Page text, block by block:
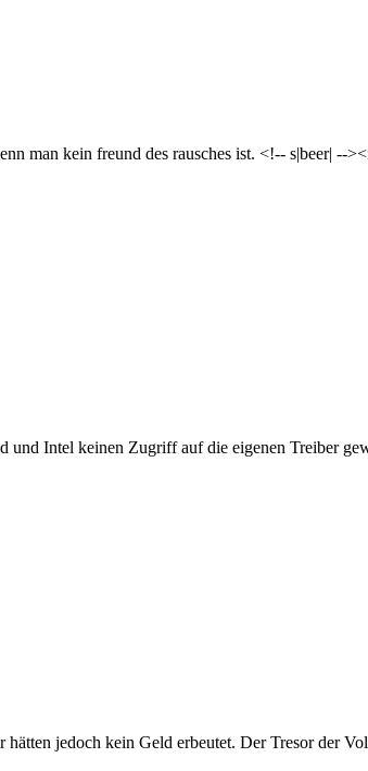
man kein freund des rausches ist. <!-- s|beer| --
und Intel keinen Zugriff auf die eigenen Treiber
hätten jedoch kein Geld erbeutet. Der Tresor der